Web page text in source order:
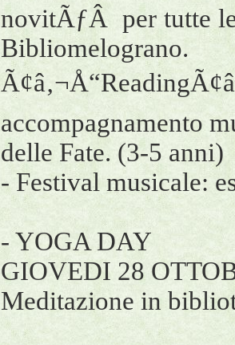
novitÃƒÂ per tutte
Bibliomelograno.
accompagnamento
delle Fate. (3-5 anni)
- Festival musicale:
- YOGA DAY
GIOVEDI 28
Meditazione in